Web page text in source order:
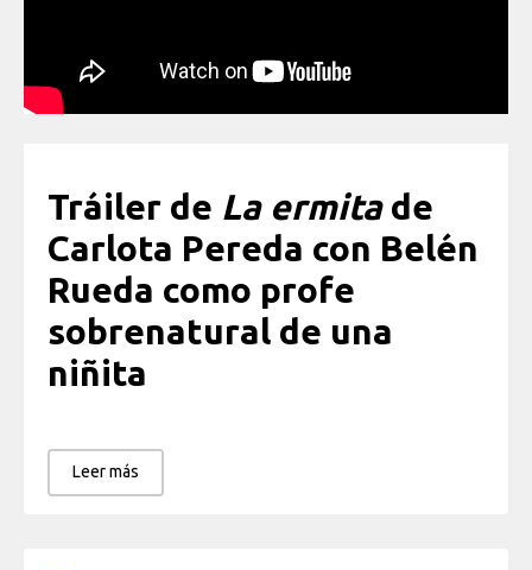
Tráiler de La ermitade
Carlota Pereda con Belén
Rueda como profe
sobrenatural de una
niñita
Leer más